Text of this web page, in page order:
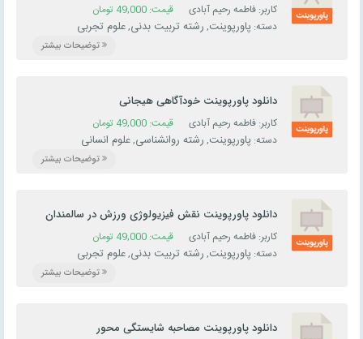
کاربر: فاطمه رحیم آبادی قیمت: 49,000 تومان
دسته: پاورپوینت, رشته تربیت بدنی,علوم تجربی
توضیحات بیشتر
دانلود پاورپوینت خودآگاهی هیجانی
کاربر: فاطمه رحیم آبادی قیمت: 49,000 تومان
دسته: پاورپوینت, رشته روانشناسی,علوم انسانی
توضیحات بیشتر
دانلود پاورپوینت نقش فیزیولوژی ورزش در سالمندان
کاربر: فاطمه رحیم آبادی قیمت: 49,000 تومان
دسته: پاورپوینت, رشته تربیت بدنی,علوم تجربی
توضیحات بیشتر
دانلود پاورپوینت مصاحبه شایستگی محور